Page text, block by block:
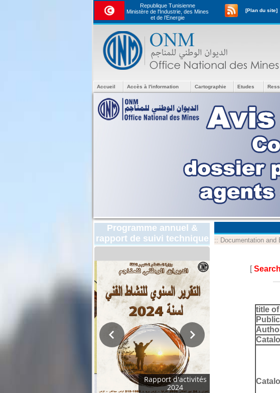
Republique Tunisienne
Ministère de l'Industrie, des Mines
et de l’Energie
[Plan du site]
Accueil Accès à l'information Cartographie Etudes
Programme annuel &
rapport de suivi technique
Programmes
Techniques 2026
:: Documentation and
[
title